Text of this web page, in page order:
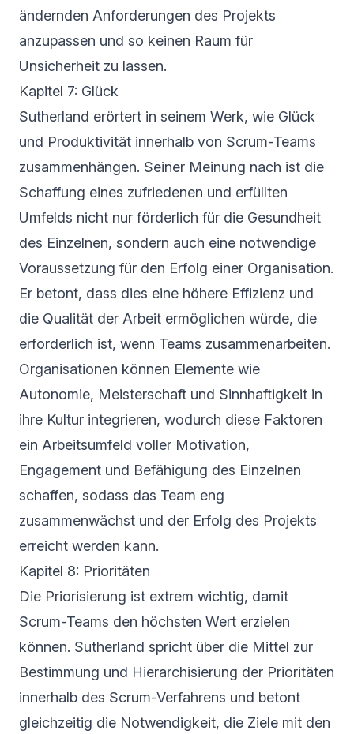
ändernden Anforderungen des Projekts
anzupassen und so keinen Raum für
Unsicherheit zu lassen.
Kapitel 7: Glück
Sutherland erörtert in seinem Werk, wie Glück
und Produktivität innerhalb von Scrum-Teams
zusammenhängen. Seiner Meinung nach ist die
Schaffung eines zufriedenen und erfüllten
Umfelds nicht nur förderlich für die Gesundheit
des Einzelnen, sondern auch eine notwendige
Voraussetzung für den Erfolg einer Organisation.
Er betont, dass dies eine höhere Effizienz und
die Qualität der Arbeit ermöglichen würde, die
erforderlich ist, wenn Teams zusammenarbeiten.
Organisationen können Elemente wie
Autonomie, Meisterschaft und Sinnhaftigkeit in
ihre Kultur integrieren, wodurch diese Faktoren
ein Arbeitsumfeld voller Motivation,
Engagement und Befähigung des Einzelnen
schaffen, sodass das Team eng
zusammenwächst und der Erfolg des Projekts
erreicht werden kann.
Kapitel 8: Prioritäten
Die Priorisierung ist extrem wichtig, damit
Scrum-Teams den höchsten Wert erzielen
können. Sutherland spricht über die Mittel zur
Bestimmung und Hierarchisierung der Prioritäten
innerhalb des Scrum-Verfahrens und betont
gleichzeitig die Notwendigkeit, die Ziele mit den